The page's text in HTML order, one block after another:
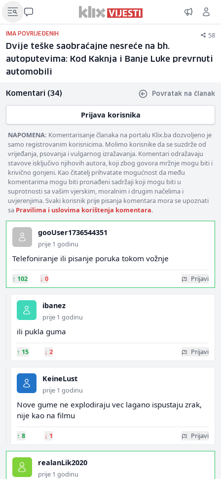
IMA POVRIJEĐENIH 58
Dvije teške saobraćajne nesreće na bh.
autoputevima: Kod Kaknja i Banje Luke prevrnuti
automobili
Komentari (34) Povratak na članak
Prijava korisnika
NAPOMENA: Komentarisanje članaka na portalu Klix.ba dozvoljeno je
samo registrovanim korisnicima. Molimo korisnike da se suzdrže od
vrijeđanja, psovanja i vulgarnog izražavanja. Komentari odražavaju
stavove isključivo njihovih autora, koji zbog govora mržnje mogu biti i
krivično gonjeni. Kao čitatelj prihvatate mogućnost da među
komentarima mogu biti pronađeni sadržaji koji mogu biti u
suprotnosti sa vašim vjerskim, moralnim i drugim načelima i
uvjerenjima. Svaki korisnik prije pisanja komentara mora se upoznati
sa Pravilima i uslovima korištenja komentara.
gooUser1736544351
prije 1 godinu
Telefoniranje ili pisanje poruka tokom vožnje
↑ 102 ↓ 0 Prijavi
ibanez
prije 1 godinu
ili pukla guma
↑ 15 ↓ 2 Prijavi
KeineLust
prije 1 godinu
Nove gume ne explodiraju vec lagano ispustaju zrak,
nije kao na filmu
↑ 8 ↓ 1 Prijavi
realanLik2020
prije 1 godinu